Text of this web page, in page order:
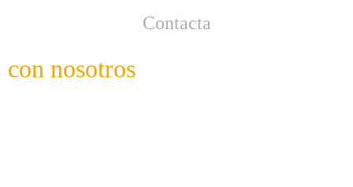
Contacta
con nosotros